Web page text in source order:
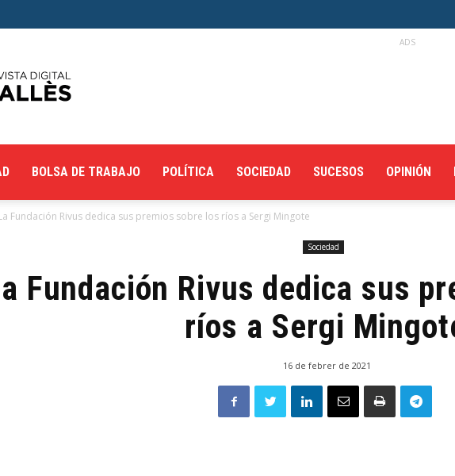
ADS
BOLSA DE TRABAJO POLÍTICA SOCIEDAD SUCESOS OPINIÓN
Fundación Rivus dedica sus premios sobre los ríos a Sergi Mingote
Sociedad
Fundación Rivus dedica sus
ríos a Sergi
16 de febrer de 2021